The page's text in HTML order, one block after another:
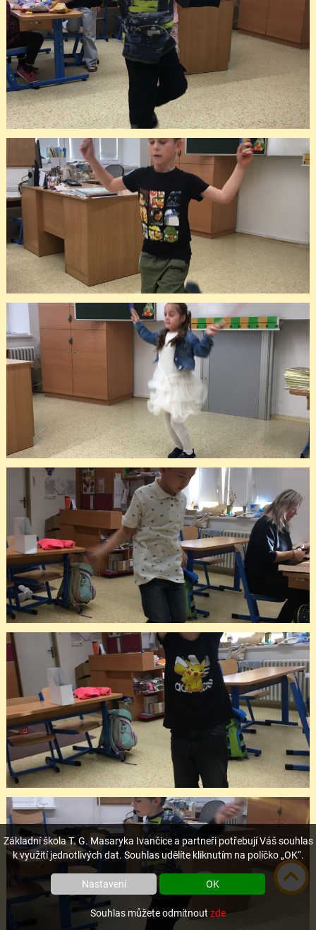
Základní škola T. G. Masaryka Ivančice a partneři potřebují Váš souhlas
k využití jednotlivých dat. Souhlas udělíte kliknutím na políčko „OK“.
Nastavení OK
Souhlas můžete odmítnout zde